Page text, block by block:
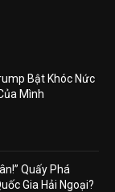
Bật Khóc Nức
Mình
Quấy Phá
Gia Hải Ngoại?